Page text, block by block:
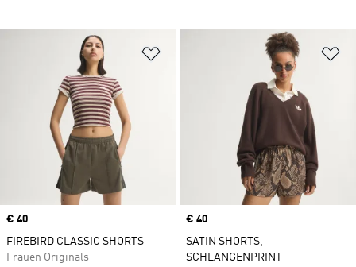
Zur Wunschliste hinzufügen
Price
€ 40
FIREBIRD CLASSIC SHORTS
Frauen Originals
Price
€ 40
SATIN SHORTS,
SCHLANGENPRINT